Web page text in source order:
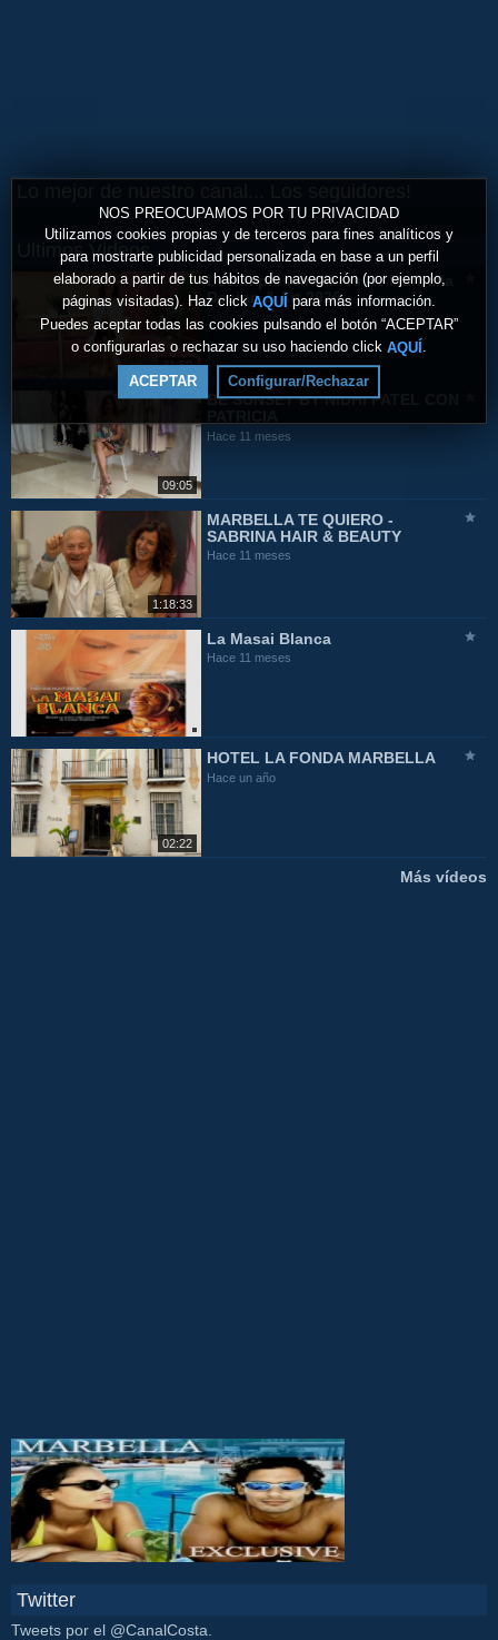
NOS PREOCUPAMOS POR TU PRIVACIDAD
Utilizamos cookies propias y de terceros para fines analíticos y
para mostrarte publicidad personalizada en base a un perfil
elaborado a partir de tus hábitos de navegación (por ejemplo,
páginas visitadas). Haz click AQUÍ para más información.
Puedes aceptar todas las cookies pulsando el botón “ACEPTAR”
o configurarlas o rechazar su uso haciendo click AQUÍ
ACEPTAR Configurar/Rechazar
Ultimos Videos
31:59
Los imprescindibles de Marbella
Design & Art 2026
Hace 4 meses
09:05
BE SUNSET BY NIDHI PATEL CON
Hace 11 meses
1:18:33
MARBELLA TE QUIERO -
SABRINA HAIR & BEAUTY
Hace 11 meses
La Masai Blanca
Hace 11 meses
02:22
HOTEL LA FONDA MARBELLA
Hace un año
Más vídeos
Twitter
Tweets por el @CanalCosta.